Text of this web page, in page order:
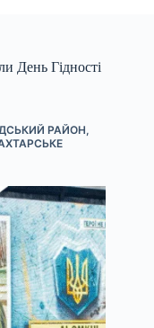
День Гідності
РАЙОН,